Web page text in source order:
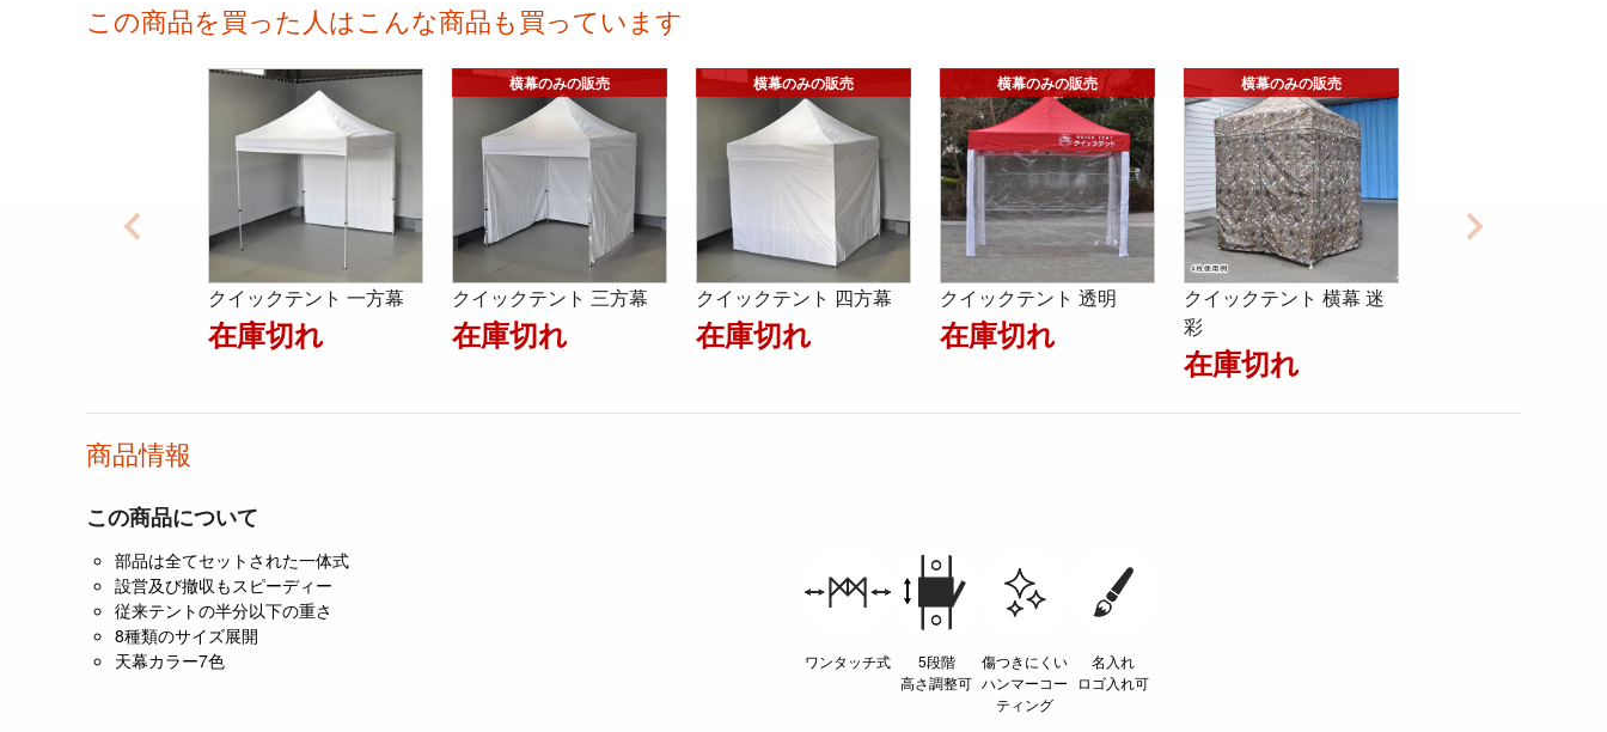
この商品を買った人はこんな商品も買っています
クイックテント 一方幕
在庫切れ
クイックテント 三方幕
在庫切れ
クイックテント 四方幕
在庫切れ
クイックテント 透明
在庫切れ
クイックテント 横幕 迷
彩
在庫切れ
商品情報
この商品について
部品は全てセットされた一体式
設営及び撤収もスピーディー
従来テントの半分以下の重さ
8種類のサイズ展開
天幕カラー7色
ワンタッチ式
5段階
高さ調整可
傷つきにくい
ハンマーコー
ティング
名入れ
ロゴ入れ可